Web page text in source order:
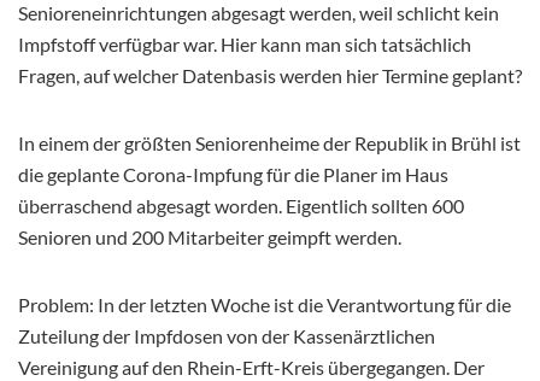
Senioreneinrichtungen abgesagt werden, weil schlicht kein
Impfstoff verfügbar war. Hier kann man sich tatsächlich
Fragen, auf welcher Datenbasis werden hier Termine geplant?
In einem der größten Seniorenheime der Republik in Brühl ist
die geplante Corona-Impfung für die Planer im Haus
überraschend abgesagt worden. Eigentlich sollten 600
Senioren und 200 Mitarbeiter geimpft werden.
Problem: In der letzten Woche ist die Verantwortung für die
Zuteilung der Impfdosen von der Kassenärztlichen
Vereinigung auf den Rhein-Erft-Kreis übergegangen. Der